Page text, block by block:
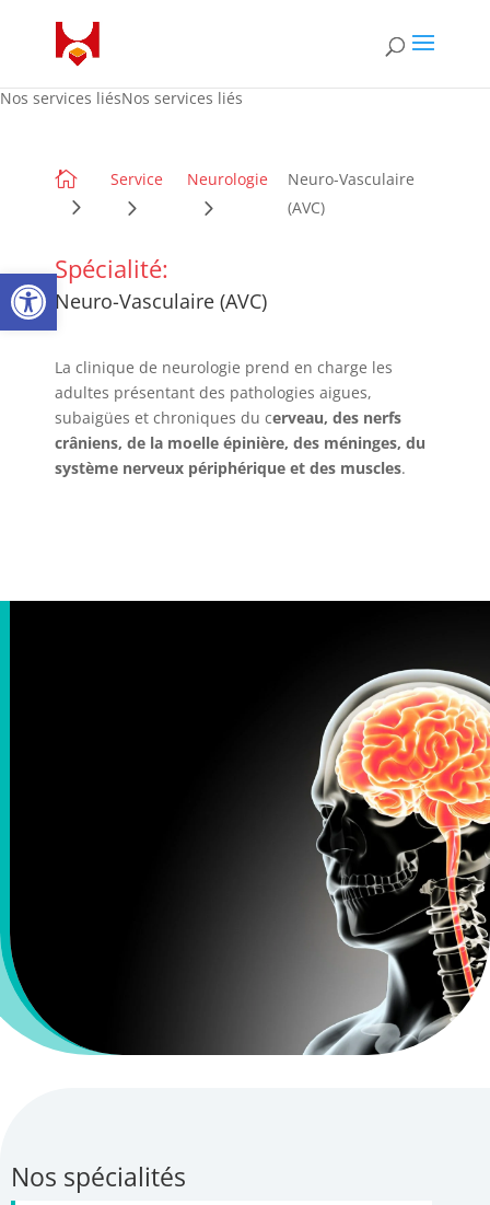
Ouvrir la barre d’outils
Nos services liésNos services liés
 Service Neurologie
Neuro-Vasculaire
(AVC)
Spécialité:
Neuro-Vasculaire (AVC)
La clinique de neurologie prend en charge les
adultes présentant des pathologies aigues,
subaigües et chroniques du cerveau, des nerfs
crâniens, de la moelle épinière, des méninges, du
système nerveux périphérique et des muscles.
Nos spécialités